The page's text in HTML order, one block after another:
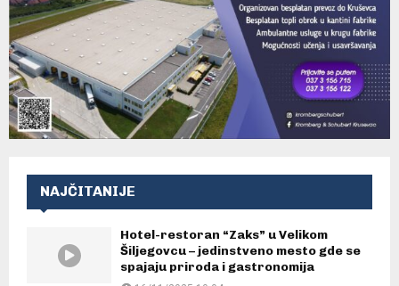
NAJČITANIJE
Hotel-restoran “Zaks” u Velikom
Šiljegovcu – jedinstveno mesto gde se
spajaju priroda i gastronomija